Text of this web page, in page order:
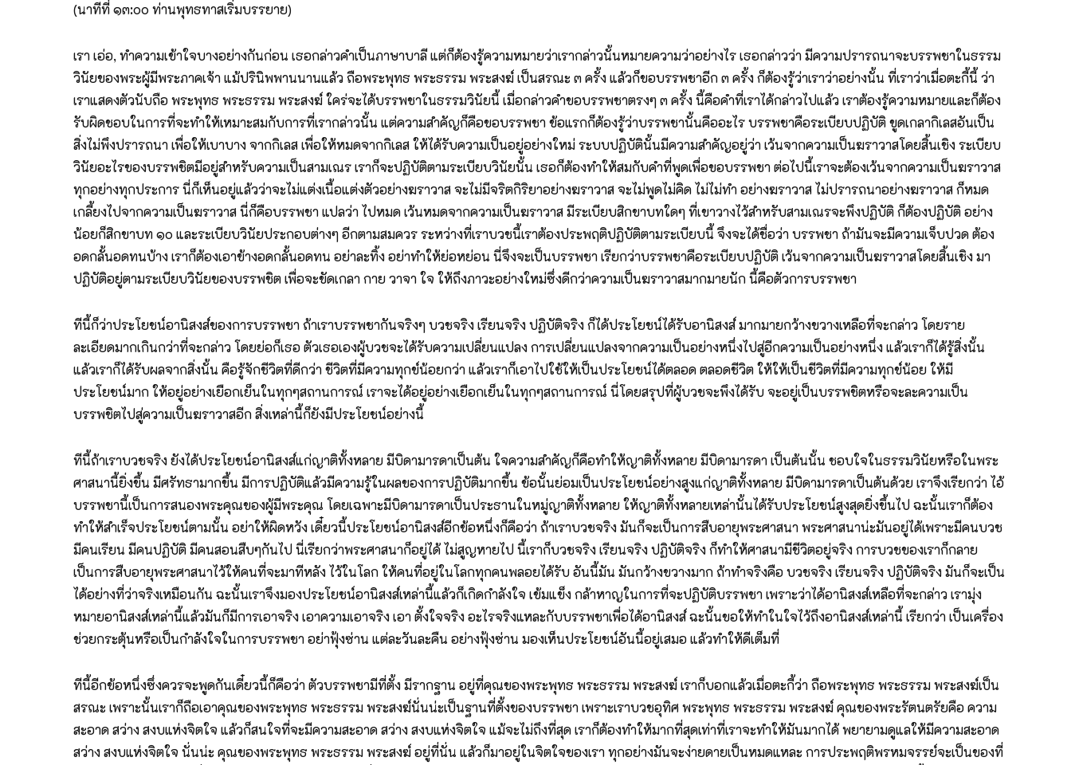
(นาทีที่ ๑๓:๐๐ ท่านพุทธทาสเริ่มบรรยาย)
เรา เอ่อ, ทำความเข้าใจบางอย่างกันก่อน เธอกล่าวคำเป็นภาษาบาลี แต่ก็ต้องรู้ความหมายว่าเรากล่าวนั้นหมายความว่าอย่างไร เธอกล่าวว่า มีความปรารถนาจะบรรพชาในธรรม
วินัยของพระผู้มีพระภาคเจ้า แม้ปรินิพพานนานแล้ว ถือพระพุทธ พระธรรม พระสงฆ์ เป็นสรณะ ๓ ครั้ง แล้วก็ขอบรรพชาอีก ๓ ครั้ง ก็ต้องรู้ว่าเราว่าอย่างนั้น ที่เราว่าเมื่อตะกี้นี้ ว่า
เราแสดงตัวนับถือ พระพุทธ พระธรรม พระสงฆ์ ใคร่จะได้บรรพชาในธรรมวินัยนี้ เมื่อกล่าวคำขอบรรพชาตรงๆ ๓ ครั้ง นี้คือคำที่เราได้กล่าวไปแล้ว เราต้องรู้ความหมายและก็ต้อง
รับผิดชอบในการที่จะทำให้เหมาะสมกับการที่เรากล่าวนั้น แต่ความสำคัญก็คือขอบรรพชา ข้อแรกก็ต้องรู้ว่าบรรพชานั้นคืออะไร บรรพชาคือระเบียบปฏิบัติ ขูดเกลากิเลสอันเป็น
สิ่งไม่พึงปรารถนา เพื่อให้เบาบาง จากกิเลส เพื่อให้หมดจากกิเลส ให้ได้รับความเป็นอยู่อย่างใหม่ ระบบปฏิบัตินั้นมีความสำคัญอยู่ว่า เว้นจากความเป็นฆราวาสโดยสิ้นเชิง ระเบียบ
วินัยอะไรของบรรพชิตมีอยู่สำหรับความเป็นสามเณร เราก็จะปฏิบัติตามระเบียบวินัยนั้น เธอก็ต้องทำให้สมกับคำที่พูดเพื่อขอบรรพชา ต่อไปนี้เราจะต้องเว้นจากความเป็นฆราวาส
ทุกอย่างทุกประการ นี่ก็เห็นอยู่แล้วว่าจะไม่แต่งเนื้อแต่งตัวอย่างฆราวาส จะไม่มีจริตกิริยาอย่างฆราวาส จะไม่พูดไม่คิด ไม่ไม่ทำ อย่างฆราวาส ไม่ปรารถนาอย่างฆราวาส ก็หมด
เกลี้ยงไปจากความเป็นฆราวาส นี่ก็คือบรรพชา แปลว่า ไปหมด เว้นหมดจากความเป็นฆราวาส มีระเบียบสิกขาบทใดๆ ที่เขาวางไว้สำหรับสามเณรจะพึงปฏิบัติ ก็ต้องปฏิบัติ อย่าง
น้อยก็สิกขาบท ๑๐ และระเบียบวินัยประกอบต่างๆ อีกตามสมควร ระหว่างที่เราบวชนี้เราต้องประพฤติปฏิบัติตามระเบียบนี้ จึงจะได้ชื่อว่า บรรพชา ถ้ามันจะมีความเจ็บปวด ต้อง
อดกลั้นอดทนบ้าง เราก็ต้องเอาข้างอดกลั้นอดทน อย่าละทิ้ง อย่าทำให้ย่อหย่อน นี่จึงจะเป็นบรรพชา เรียกว่าบรรพชาคือระเบียบปฏิบัติ เว้นจากความเป็นฆราวาสโดยสิ้นเชิง มา
ปฏิบัติอยู่ตามระเบียบวินัยของบรรพชิต เพื่อจะขัดเกลา กาย วาจา ใจ ให้ถึงภาวะอย่างใหม่ซึ่งดีกว่าความเป็นฆราวาสมากมายนัก นี้คือตัวการบรรพชา
ทีนี้ก็ว่าประโยชน์อานิสงส์ของการบรรพชา ถ้าเราบรรพชากันจริงๆ บวชจริง เรียนจริง ปฏิบัติจริง ก็ได้ประโยชน์ได้รับอานิสงส์ มากมายกว้างขวางเหลือที่จะกล่าว โดยราย
ละเอียดมากเกินกว่าที่จะกล่าว โดยย่อก็เธอ ตัวเธอเองผู้บวชจะได้รับความเปลี่ยนแปลง การเปลี่ยนแปลงจากความเป็นอย่างหนึ่งไปสู่อีกความเป็นอย่างหนึ่ง แล้วเราก็ได้รู้สิ่งนั้น
แล้วเราก็ได้รับผลจากสิ่งนั้น คือรู้จักชีวิตที่ดีกว่า ชีวิตที่มีความทุกข์น้อยกว่า แล้วเราก็เอาไปใช้ให้เป็นประโยชน์ได้ตลอด ตลอดชีวิต ให้ให้เป็นชีวิตที่มีความทุกข์น้อย ให้มี
ประโยชน์มาก ให้อยู่อย่างเยือกเย็นในทุกๆสถานการณ์ เราจะได้อยู่อย่างเยือกเย็นในทุกๆสถานการณ์ นี่โดยสรุปที่ผู้บวชจะพึงได้รับ จะอยู่เป็นบรรพชิตหรือจะละความเป็น
บรรพชิตไปสู่ความเป็นฆราวาสอีก สิ่งเหล่านี้ก็ยังมีประโยชน์อย่างนี้
ทีนี้ถ้าเราบวชจริง ยังได้ประโยชน์อานิสงส์แก่ญาติทั้งหลาย มีบิดามารดาเป็นต้น ใจความสำคัญก็คือทำให้ญาติทั้งหลาย มีบิดามารดา เป็นต้นนั้น ชอบใจในธรรมวินัยหรือในพระ
ศาสนานี้ยิ่งขึ้น มีศรัทธามากขึ้น มีการปฏิบัติแล้วมีความรู้ในผลของการปฏิบัติมากขึ้น ข้อนั้นย่อมเป็นประโยชน์อย่างสูงแก่ญาติทั้งหลาย มีบิดามารดาเป็นต้นด้วย เราจึงเรียกว่า ไอ้
บรรพชานี้เป็นการสนองพระคุณของผู้มีพระคุณ โดยเฉพาะมีบิดามารดาเป็นประธานในหมู่ญาติทั้งหลาย ให้ญาติทั้งหลายเหล่านั้นได้รับประโยชน์สูงสุดยิ่งขึ้นไป ฉะนั้นเราก็ต้อง
ทำให้สำเร็จประโยชน์ตามนั้น อย่าให้ผิดหวัง เดี๋ยวนี้ประโยชน์อานิสงส์อีกข้อหนึ่งก็คือว่า ถ้าเราบวชจริง มันก็จะเป็นการสืบอายุพระศาสนา พระศาสนาน่ะมันอยู่ได้เพราะมีคนบวช
มีคนเรียน มีคนปฏิบัติ มีคนสอนสืบๆกันไป นี่เรียกว่าพระศาสนาก็อยู่ได้ ไม่สูญหายไป นี้เราก็บวชจริง เรียนจริง ปฏิบัติจริง ก็ทำให้ศาสนามีชีวิตอยู่จริง การบวชของเราก็กลาย
เป็นการสืบอายุพระศาสนาไว้ให้คนที่จะมาทีหลัง ไว้ในโลก ให้คนที่อยู่ในโลกทุกคนพลอยได้รับ อันนี้มัน มันกว้างขวางมาก ถ้าทำจริงคือ บวชจริง เรียนจริง ปฏิบัติจริง มันก็จะเป็น
ได้อย่างที่ว่าจริงเหมือนกัน ฉะนั้นเราจึงมองประโยชน์อานิสงส์เหล่านี้แล้วก็เกิดกำลังใจ เข้มแข็ง กล้าหาญในการที่จะปฏิบัติบรรพชา เพราะว่าได้อานิสงส์เหลือที่จะกล่าว เรามุ่ง
หมายอานิสงส์เหล่านี้แล้วมันก็มีการเอาจริง เอาความเอาจริง เอา ตั้งใจจริง อะไรจริงแหละกับบรรพชาเพื่อได้อานิสงส์ ฉะนั้นขอให้ทำในใจไว้ถึงอานิสงส์เหล่านี้ เรียกว่า เป็นเครื่อง
ช่วยกระตุ้นหรือเป็นกำลังใจในการบรรพชา อย่าฟุ้งซ่าน แต่ละวันละคืน อย่างฟุ้งซ่าน มองเห็นประโยชน์อันนี้อยู่เสมอ แล้วทำให้ดีเต็มที่
ทีนี้อีกข้อหนึ่งซึ่งควรจะพูดกันเดี๋ยวนี้ก็คือว่า ตัวบรรพชามีที่ตั้ง มีรากฐาน อยู่ที่คุณของพระพุทธ พระธรรม พระสงฆ์ เราก็บอกแล้วเมื่อตะกี้ว่า ถือพระพุทธ พระธรรม พระสงฆ์เป็น
สรณะ เพราะนั้นเราก็ถือเอาคุณของพระพุทธ พระธรรม พระสงฆ์นั่นน่ะเป็นฐานที่ตั้งของบรรพชา เพราะเราบวชอุทิศ พระพุทธ พระธรรม พระสงฆ์ คุณของพระรัตนตรัยคือ ความ
สะอาด สว่าง สงบแห่งจิตใจ แล้วก็สนใจที่จะมีความสะอาด สว่าง สงบแห่งจิตใจ แม้จะไม่ถึงที่สุด เราก็ต้องทำให้มากที่สุดเท่าที่เราจะทำให้มันมากได้ พยายามดูแลให้มีความสะอาด
สว่าง สงบแห่งจิตใจ นั่นน่ะ คุณของพระพุทธ พระธรรม พระสงฆ์ อยู่ที่นั่น แล้วก็มาอยู่ในจิตใจของเรา ทุกอย่างมันจะง่ายดายเป็นหมดแหละ การประพฤติพรหมจรรย์จะเป็นของที่